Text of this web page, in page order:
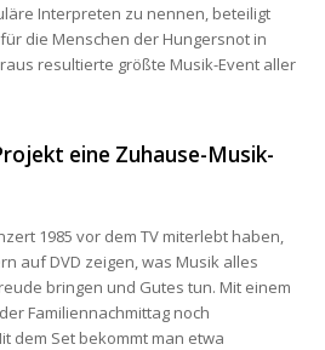
Interpreten zu nennen, beteiligt
die Menschen der Hungersnot in
resultierte größte Musik-Event aller
eine Zuhause-Musik-
1985 vor dem TV miterlebt haben,
auf DVD zeigen, was Musik alles
bringen und Gutes tun. Mit einem
Familiennachmittag noch
dem Set bekommt man etwa